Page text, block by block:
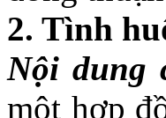
2. Tình
Nội dung
một hợp